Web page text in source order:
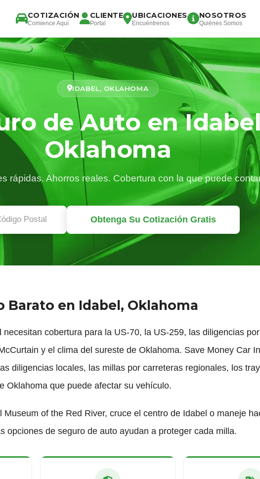
COTIZACIÓN
Comience Aquí
CLIENTE
Portal
UBICACIONES
Encuéntrenos
NOSOTROS
Quiénes Somos
IDABEL, OKLAHOMA
de Auto en
Oklahoma
rápidas. Ahorros reales. Cobertura con la que puede
Obtenga Su Cotización Gratis
Barato en Idabel, Oklahoma
necesitan cobertura para la US-70, la US-259, las diligencias
y el clima del sureste de Oklahoma. Save Money Car
diligencias locales, las millas por carreteras regionales, los
Oklahoma que puede afectar su vehículo.
Museum of the Red River, cruce el centro de Idabel o maneje
opciones de seguro de auto ayudan a proteger cada milla.